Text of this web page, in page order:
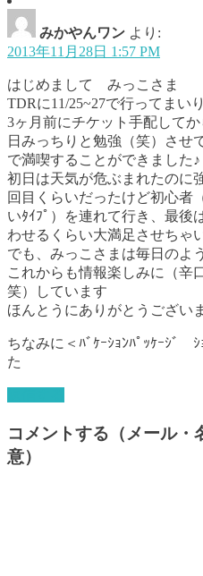
みかやんワン より:
2013年11月28日 1:57 PM
はじめまして みっこさま
TDRに11/25~27で行ってまい
3ヶ月前にチケット手配して
日みっちりと勉強（笑）させ
で満喫することができました♪
初日は天気が危ぶまれたのに
回目くらいだったけど初心者
いﾀｲﾌﾟ）を連れて行き、最後
わせるくらい大満足させちゃ
でも、みっこさまは毎日のよ
これからも情報楽しみに（辛
笑）しています
ほんとうにありがとうござい
ちなみに＜ﾊﾞｹｰｼｮﾝﾊﾟｯｹｰｼﾞ
た
コメントする（メール・
意）